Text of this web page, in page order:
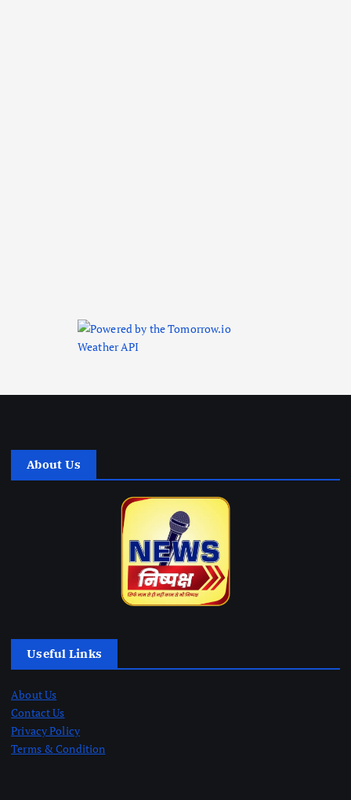
About Us
Useful Links
About Us
Contact Us
Privacy Policy
Terms & Condition